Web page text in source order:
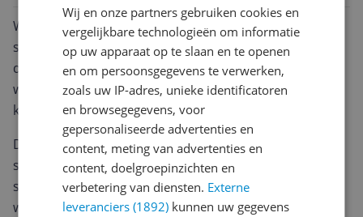
Wat een stijlvolle fopspeen van Suavinex! Het rode
speentje heeft een minimalistische uitstraling, net als
de rest van de Essence collectie van Suavinex,
waardoor het perfect past bij elke outfit van jouw
kleintje.
Deze fopspeen is volledig gemaakt van hoogwaardig
silicone en is vrij van BPA. Het silicone heeft een
speciale foto-oxidatiebehandeling ondergaan,
waardoor pluisjes en vuil minder makkelijk aan de
Wij en onze partners gebruiken cookies en
vergelijkbare technologieën om informatie
op uw apparaat op te slaan en te openen
en om persoonsgegevens te verwerken,
zoals uw IP-adres, unieke identificatoren
en browsegegevens, voor
gepersonaliseerde advertenties en
content, meting van advertenties en
content, doelgroepinzichten en
verbetering van diensten. Externe
leveranciers (1892) kunnen uw gegevens